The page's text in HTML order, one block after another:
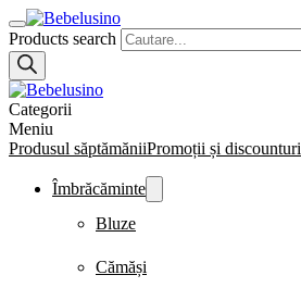
Products search
Categorii
Meniu
Produsul săptămăniiPromoții și discounturi
Îmbrăcăminte
Bluze
Cămăși